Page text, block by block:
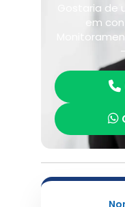
Gostaria
em